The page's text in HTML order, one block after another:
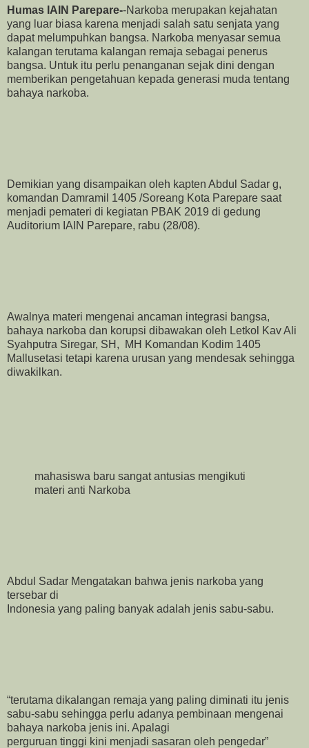
Humas IAIN Parepare--Narkoba merupakan kejahatan
yang luar biasa karena menjadi salah satu senjata yang
dapat melumpuhkan bangsa. Narkoba menyasar semua
kalangan terutama kalangan remaja sebagai penerus
bangsa. Untuk itu perlu penanganan sejak dini dengan
memberikan pengetahuan kepada generasi muda tentang
bahaya narkoba.
Demikian yang disampaikan oleh kapten Abdul Sadar g,
komandan Damramil 1405 /Soreang Kota Parepare saat
menjadi pemateri di kegiatan PBAK 2019 di gedung
Auditorium IAIN Parepare, rabu (28/08).
Awalnya materi mengenai ancaman integrasi bangsa,
bahaya narkoba dan korupsi dibawakan oleh Letkol Kav Ali
Syahputra Siregar, SH, MH Komandan Kodim 1405
Mallusetasi tetapi karena urusan yang mendesak sehingga
diwakilkan.
mahasiswa baru sangat antusias mengikuti
materi anti Narkoba
Abdul Sadar Mengatakan bahwa jenis narkoba yang
tersebar di
Indonesia yang paling banyak adalah jenis sabu-sabu.
“terutama dikalangan remaja yang paling diminati itu jenis
sabu-sabu sehingga perlu adanya pembinaan mengenai
bahaya narkoba jenis ini. Apalagi
perguruan tinggi kini menjadi sasaran oleh pengedar”